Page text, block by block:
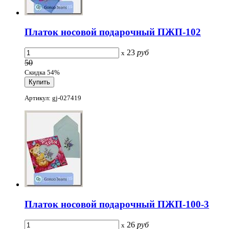
Платок носовой подарочный ПЖП-102
x 23 руб
50
Скидка 54%
Артикул: gj-027419
Платок носовой подарочный ПЖП-100-3
x 26 руб